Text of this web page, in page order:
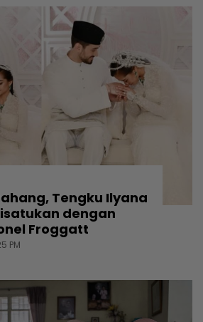
Tengku Ilyana
dengan
Froggatt
PM